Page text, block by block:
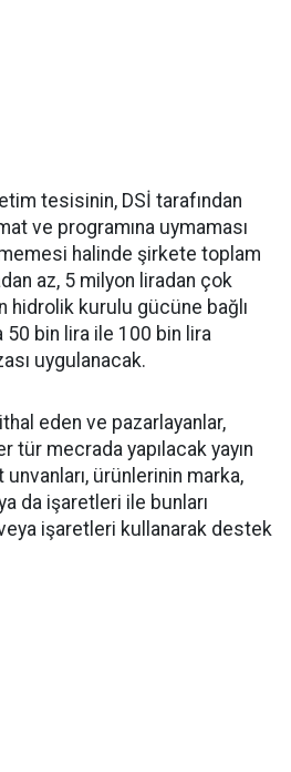
tesisinin, DSİ tarafından
ve programına uymaması
halinde şirkete toplam
az, 5 milyon liradan çok
hidrolik kurulu gücüne bağlı
50 bin lira ile 100 bin lira
uygulanacak.
eden ve pazarlayanlar,
tür mecrada yapılacak yayın
ürünlerinin marka,
da işaretleri ile bunları
işaretleri kullanarak destek